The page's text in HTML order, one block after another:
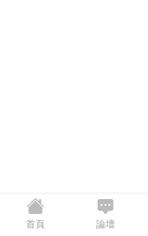
首頁 論壇